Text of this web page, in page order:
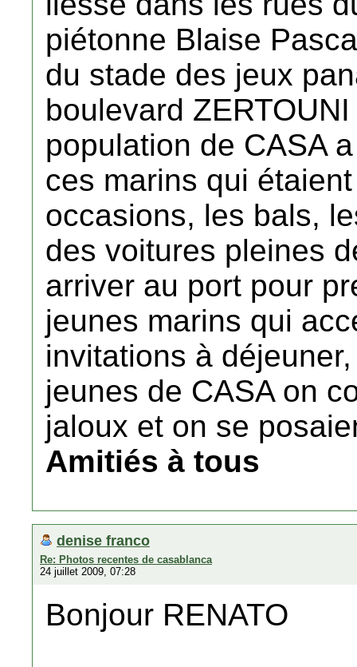
piétonne Blaise
du stade des jeux
boulevard
population de CASA
ces marins qui
occasions, les bals,
des voitures pleines
arriver au port pour
jeunes marins qui
invitations à
jeunes de CASA on
jaloux et on se
Amitiés à tous
denise franco
Re: Photos recentes de casablanca
24 juillet 2009, 07:28
Bonjour RENATO